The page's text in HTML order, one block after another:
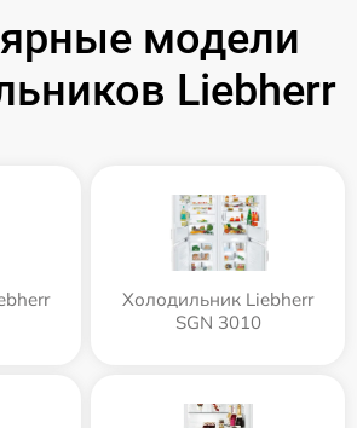
модели
Liebherr
Холодильник Liebherr
SGN 3010